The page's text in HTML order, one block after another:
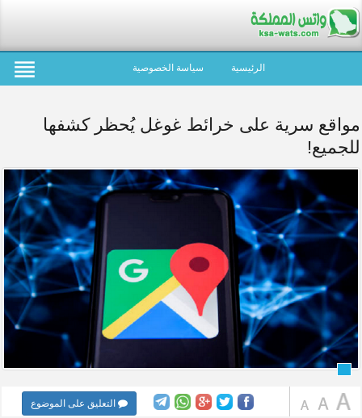
الرئيسية سياسة الخصوصية
مواقع سرية على خرائط غوغل يُحظر كشفها
للجميع!
التعليق على الموضوع